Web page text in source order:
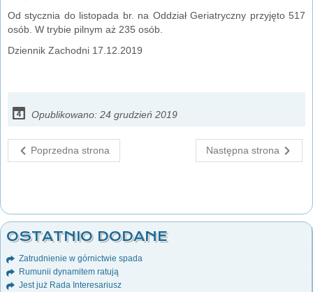
Od stycznia do listopada br. na Oddział Geriatryczny przyjęto 517
osób. W trybie pilnym aż 235 osób.
Dziennik Zachodni 17.12.2019
Opublikowano: 24 grudzień 2019
Poprzedna strona Następna strona
OSTATNIO DODANE
Zatrudnienie w górnictwie spada
Rumunii dynamitem ratują
Jest już Rada Interesariusz